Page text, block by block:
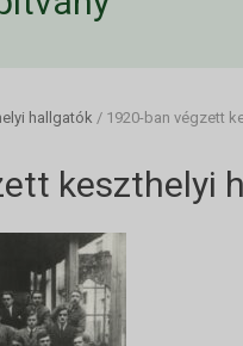
hallgatók / 1920-ban végzett
keszthelyi